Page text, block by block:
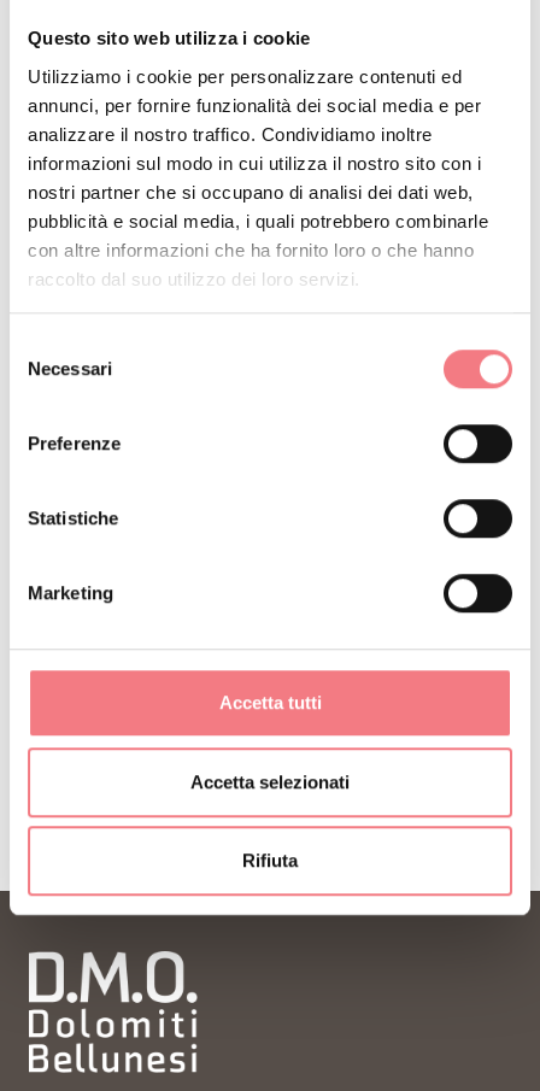
Questo sito web utilizza i cookie
Utilizziamo i cookie per personalizzare contenuti ed
annunci, per fornire funzionalità dei social media e per
analizzare il nostro traffico. Condividiamo inoltre
informazioni sul modo in cui utilizza il nostro sito con i
nostri partner che si occupano di analisi dei dati web,
pubblicità e social media, i quali potrebbero combinarle
con altre informazioni che ha fornito loro o che hanno
raccolto dal suo utilizzo dei loro servizi.
delNecessari
Preferenze
Statistiche
Marketing
Accetta tutti
Accetta selezionati
Rifiuta
sopra di trasverso. Dal 1940 in seguito alle pressioni
dall’Amministrazione Forestale, fu abbandonato e
ricostruito più a valle. Il Cimbro Gandin Bruno
“Brunetto” vi abitò stabilmente fino agli anni ’90.
RESTA IN CONTATTO
Iscriviti alla newsletter delle Dolomiti Bellunesi!
consigli per la tua vacanza in ogni stagione.